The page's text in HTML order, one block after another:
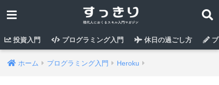
投資入門 プログラミング入門 休日の過ごし方
ホーム プログラミング入門 Heroku